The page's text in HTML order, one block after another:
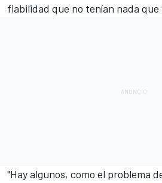
fiabilidad que no tenían nada que
"Hay algunos, como el problema